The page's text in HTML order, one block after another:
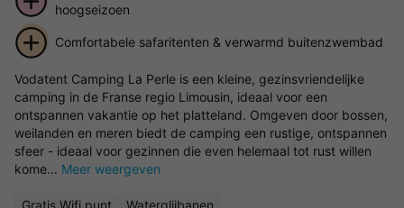
hoogseizoen
Comfortabele safaritenten & verwarmd buitenzwembad
Vodatent Camping La Perle is een kleine, gezinsvriendelijke
camping in de Franse regio Limousin, ideaal voor een
ontspannen vakantie op het platteland. Omgeven door bossen,
weilanden en meren biedt de camping een rustige, ontspannen
sfeer - ideaal voor gezinnen die even helemaal tot rust willen
kome... Meer weergeven
Gratis Wifi punt Waterglijbanen